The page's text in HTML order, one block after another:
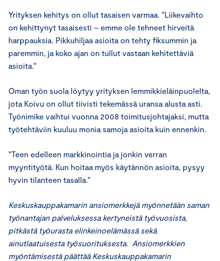
Yrityksen kehitys on ollut tasaisen varmaa. ”Liikevaihto
on kehittynyt tasaisesti – emme ole tehneet hirveitä
harppauksia. Pikkuhiljaa asioita on tehty fiksummin ja
paremmin, ja koko ajan on tullut vastaan kehitettäviä
asioita.”
Oman työn suola löytyy yrityksen lemmikkieläinpuolelta,
jota Koivu on ollut tiivisti tekemässä uransa alusta asti.
Työnimike vaihtui vuonna 2008 toimitusjohtajaksi, mutta
työtehtäviin kuuluu monia samoja asioita kuin ennenkin.
”Teen edelleen markkinointia ja jonkin verran
myyntityötä. Kun hoitaa myös käytännön asioita, pysyy
hyvin tilanteen tasalla.”
Keskuskauppakamarin ansiomerkkejä myönnetään saman
työnantajan palveluksessa kertyneistä työvuosista,
pitkästä työurasta elinkeinoelämässä sekä
ainutlaatuisesta työsuorituksesta. Ansiomerkkien
myöntämisestä päättää Keskuskauppakamarin